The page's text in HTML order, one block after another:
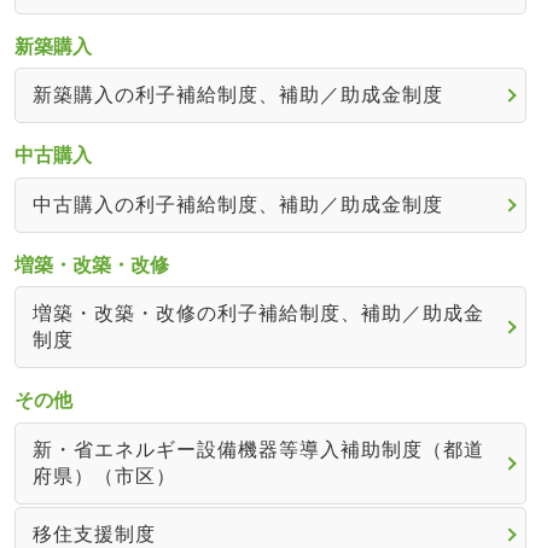
新築購入
新築購入の利子補給制度、補助／助成金制度
中古購入
中古購入の利子補給制度、補助／助成金制度
増築・改築・改修
増築・改築・改修の利子補給制度、補助／助成金
制度
その他
新・省エネルギー設備機器等導入補助制度（都道
府県）（市区）
移住支援制度